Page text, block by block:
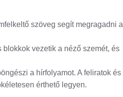
szöveg segít megragadni a
vezetik a néző szemét, és
a hírfolyamot. A feliratok és
érthető legyen.